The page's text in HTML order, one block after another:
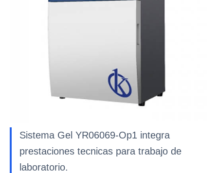
Sistema Gel YR06069-Op1 integra
prestaciones tecnicas para trabajo de
laboratorio.